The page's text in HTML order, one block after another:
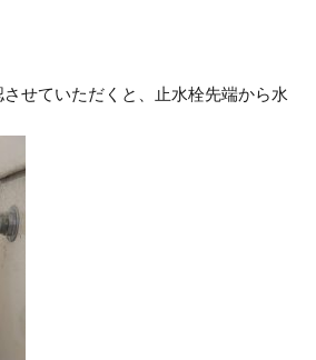
せていただくと、止水栓先端から水